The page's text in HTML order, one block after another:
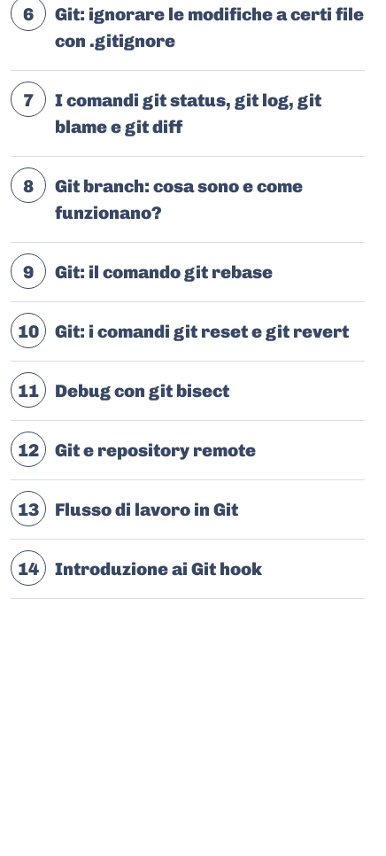
6
Git: ignorare le modifiche a certi file
con .gitignore
7
I comandi git status, git log, git
blame e git diff
8
Git branch: cosa sono e come
funzionano?
9 Git: il comando git rebase
10 Git: i comandi git reset e git revert
11 Debug con git bisect
12 Git e repository remote
13 Flusso di lavoro in Git
14 Introduzione ai Git hook